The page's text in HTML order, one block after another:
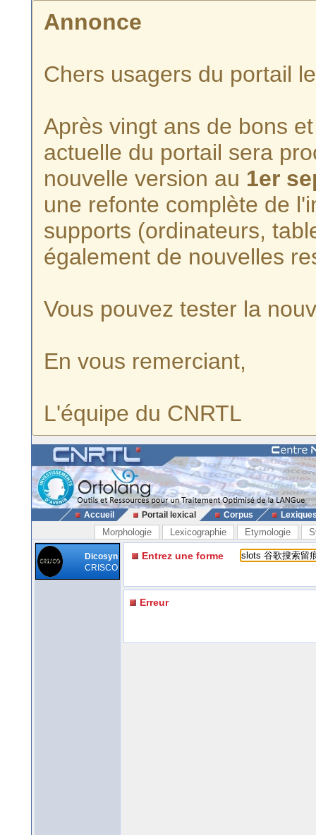
Annonce
Chers usagers du portail
Après vingt ans de bons
actuelle du portail sera
nouvelle version au 1er
une refonte complète de
supports (ordinateurs,
également de nouvelles
Vous pouvez tester la
En vous remerciant,
L'équipe du CNRTL
Accueil Portail lexical Corpus
Morphologie Lexicographie Etymologie
Dicosyn
CRISCO
Entrez une forme
Erreur